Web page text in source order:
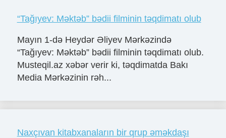
“Tağıyev: Məktəb” bədii filminin təqdimatı olub
Mayın 1-də Heydər Əliyev Mərkəzində
“Tağıyev: Məktəb” bədii filminin təqdimatı olub.
Musteqil.az xəbər verir ki, təqdimatda Bakı
Media Mərkəzinin rəh...
Naxçıvan kitabxanaların bir qrup əməkdaşı